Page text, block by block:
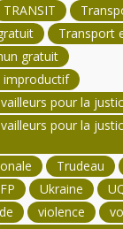
TRANSIT
Transport
gratuit
improductif
pour la
pour la
Trudeau
Ukraine
violence